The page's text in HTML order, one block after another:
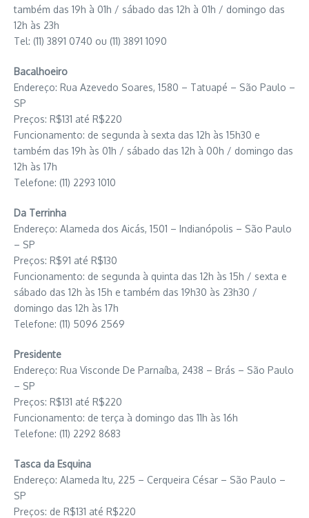
também das 19h à 01h / sábado das 12h à 01h / domingo das
12h às 23h
Tel: (11) 3891 0740 ou (11) 3891 1090
Bacalhoeiro
Endereço: Rua Azevedo Soares, 1580 – Tatuapé – São Paulo –
SP
Preços: R$131 até R$220
Funcionamento: de segunda à sexta das 12h às 15h30 e
também das 19h às 01h / sábado das 12h à 00h / domingo das
12h às 17h
Telefone: (11) 2293 1010
Da Terrinha
Endereço: Alameda dos Aicás, 1501 – Indianópolis – São Paulo
– SP
Preços: R$91 até R$130
Funcionamento: de segunda à quinta das 12h às 15h / sexta e
sábado das 12h às 15h e também das 19h30 às 23h30 /
domingo das 12h às 17h
Telefone: (11) 5096 2569
Presidente
Endereço: Rua Visconde De Parnaíba, 2438 – Brás – São Paulo
– SP
Preços: R$131 até R$220
Funcionamento: de terça à domingo das 11h às 16h
Telefone: (11) 2292 8683
Tasca da Esquina
Endereço: Alameda Itu, 225 – Cerqueira César – São Paulo –
SP
Preços: de R$131 até R$220